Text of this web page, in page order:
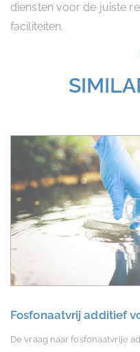
diensten voor de juiste
faciliteiten.
Fosfonaatvrij additief
De vraag naar fosfonaatvrije